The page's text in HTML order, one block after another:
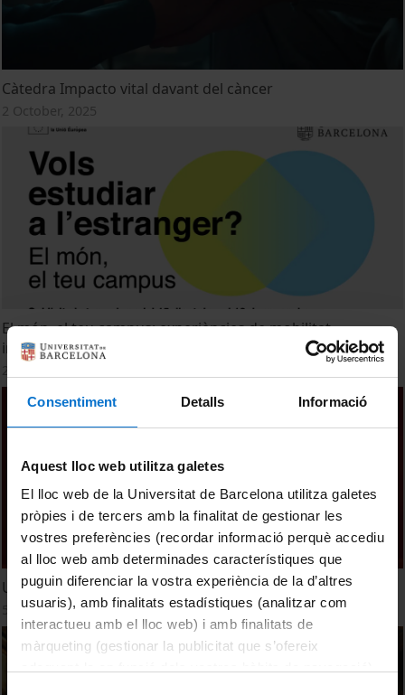
Consentiment Detalls Informació
Aquest lloc web utilitza galetes
El lloc web de la Universitat de Barcelona utilitza galetes
pròpies i de tercers amb la finalitat de gestionar les
vostres preferències (recordar informació perquè accediu
al lloc web amb determinades característiques que
puguin diferenciar la vostra experiència de la d’altres
usuaris), amb finalitats estadístiques (analitzar com
interactueu amb el lloc web) i amb finalitats de
màrqueting (gestionar la publicitat que s’ofereix
Càtedra Impacto vital davant del càncer
2 October, 2025
El món, el teu campus: experiències de mobilitat
internacional
29 September, 2025
Una benvinguda ben dolça als graduats!
5 September, 2025